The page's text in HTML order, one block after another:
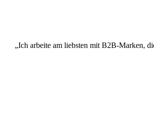
„Ich arbeite am liebsten mit B2B-Marken,